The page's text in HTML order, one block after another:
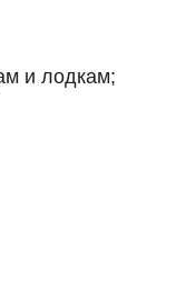
и лодкам;